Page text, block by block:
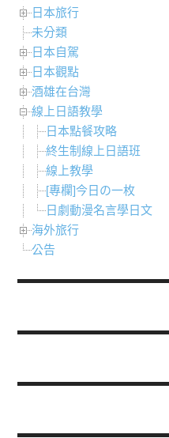
日本旅行
未分類
日本自駕
日本觀點
酒雄在台灣
線上日語教學
日本點餐攻略
終生制線上日語班
線上教學
[專欄]今日の一枚
日劇動漫名言學日文
海外旅行
公告